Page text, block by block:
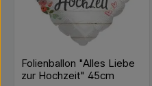
Folienballon "Alles Liebe
zur Hochzeit" 45cm